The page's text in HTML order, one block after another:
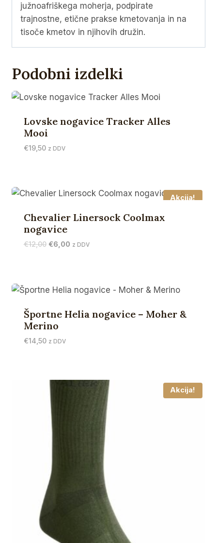
južnoafriškega moherja, podpirate
trajnostne, etične prakse kmetovanja in na
tisoče kmetov in njihovih družin.
Podobni izdelki
Lovske nogavice Tracker Alles
Mooi
€19,50 z DDV
Akcija!
Chevalier Linersock Coolmax
nogavice
€12,00 Izvirna
€12,00.
€6,00Trenutna
z DDV
Športne Helia nogavice – Moher &
Merino
€14,50 z DDV
Akcija!